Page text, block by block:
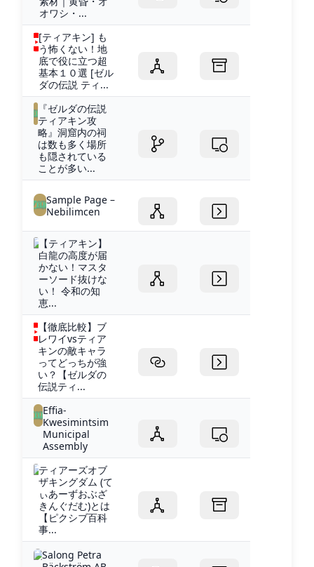
オワシ・...
[ティアキン] も
う怖くない！地
底で役に立つ超
基本１０選 [ゼル
ダの伝説 ティ...
『ゼルダの伝説
ティアキン攻
略』洞窟内の祠
は数も多く場所
も隠されている
ことが多い...
Sample Page –
Nebilimcen
【ティアキン】
白龍の高度が届
かない！マスタ
ーソード抜けな
い！ 令和の知
恵...
【徹底比較】ブ
レワイvsティア
キンの敵キャラ
ってどっちが強
い？【ゼルダの
伝説ティ...
Effia-
Kwesimintsim
Municipal
Assembly
ティアーズオブ
ザキングダム (て
ぃあーずおぶざ
きんぐだむ)とは
【ピクシブ百科
事...
Salong Petra